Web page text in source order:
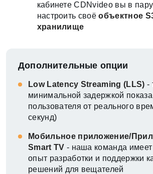
кабинете CDNvideo вы в
настроить своёобъектное
хранилище
Дополнительные опции
Low Latency Streaming (LLS) -
минимальной задержкой
пользователя от реального
секунд)
Мобильное приложение/
Smart TV - наша команда
опыт разработки и поддержки
решений для вещателей